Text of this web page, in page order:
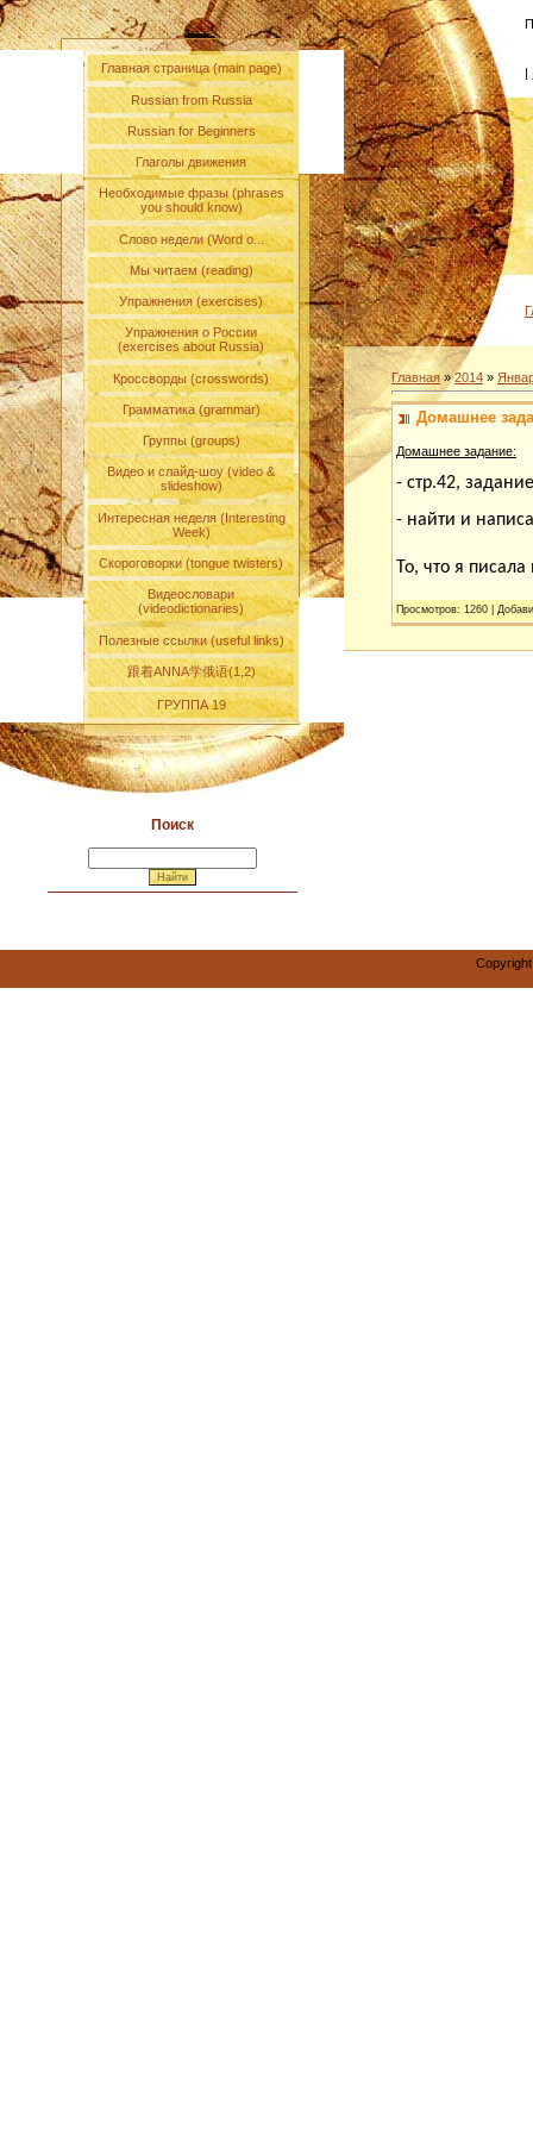
Главная страница (main page)
Russian from Russia
Russian for Beginners
Глаголы движения
Необходимые фразы (phrases
you should know)
Слово недели (Word o...
Мы читаем (reading)
Упражнения (exercises)
Упражнения о России
(exercises about Russia)
Кроссворды (crosswords)
Грамматика (grammar)
Группы (groups)
Видео и слайд-шоу (video &
slideshow)
Интересная неделя (Interesting
Week)
Скороговорки (tongue twisters)
Видеословари
(videodictionaries)
Полезные ссылки (useful links)
跟着ANNA学俄语(1,2)
ГРУППА 19
Поиск
|
Главная »2014 »
Домашнее
Домашнее задание:
- стр.42,
- найти и
То, что я
Просмотров: 1260